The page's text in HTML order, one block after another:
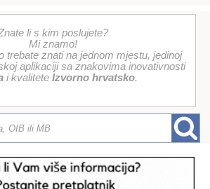
li s kim poslujete?
Mi znamo!
trebate znati na jednom mjestu, jedinoj
aplikaciji sa znakovima inovativnosti
i kvalitete Izvorno hrvatsko.